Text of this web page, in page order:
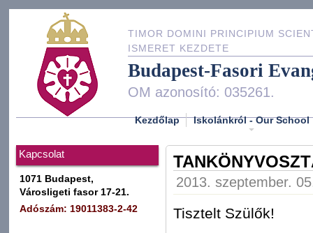
TIMOR DOMINI PRINCIPIUM
ISMERET KEZDETE
Budapest-Fasori
OM azonosító: 035261.
Kezdőlap Iskolánkról - Our School
Kapcsolat
1071 Budapest,
Városligeti fasor 17-21.
Adószám: 19011383-2-42
2013. szeptember.
Tisztelt Szülők!